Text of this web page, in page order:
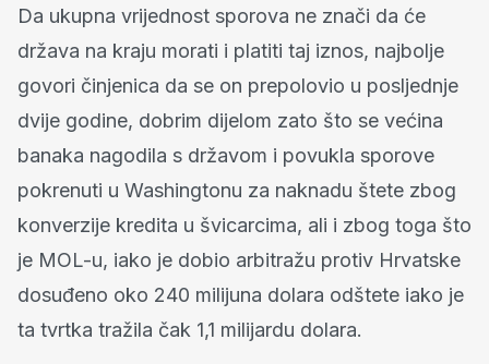
Da ukupna vrijednost sporova ne znači da će
država na kraju morati i platiti taj iznos, najbolje
govori činjenica da se on prepolovio u posljednje
dvije godine, dobrim dijelom zato što se većina
banaka nagodila s državom i povukla sporove
pokrenuti u Washingtonu za naknadu štete zbog
konverzije kredita u švicarcima, ali i zbog toga što
je MOL-u, iako je dobio arbitražu protiv Hrvatske
dosuđeno oko 240 milijuna dolara odštete iako je
ta tvrtka tražila čak 1,1 milijardu dolara.